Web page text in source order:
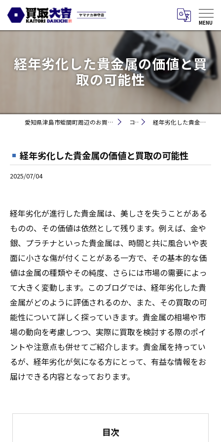
経年劣化した貴金属の価値と買
取の可能性
愛知県津島市蛭間町周辺のお買取りなら買取大吉 ヤマナカ神守店 コラム 経年劣化した貴金属の価値と買取の可能性
経年劣化した貴金属の価値と買取の可能性
2025/07/04
経年劣化が進行した貴金属は、美しさを失うことがある
ものの、その価値は依然として残ります。例えば、金や
銀、プラチナといった貴金属は、時間と共に風合いや表
面に小さな傷が付くことがある一方で、その基本的な価
値は金属の種類やその純度、さらには市場の需要によっ
て大きく変動します。このブログでは、経年劣化した貴
金属がどのように評価されるのか、また、その買取の可
能性について詳しく探っていきます。貴金属の相場や市
場の動向を考慮しつつ、実際に買取を検討する際のポイ
ントや注意点も併せてご紹介します。貴金属を持ってい
るが、経年劣化が気になる方にとって、有益な情報をお
届けできる内容となっております。
目次